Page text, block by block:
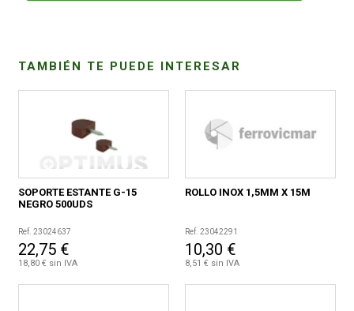
TAMBIÉN TE PUEDE INTERESAR
SOPORTE ESTANTE G-15
NEGRO 500UDS
Ref. 23024637
22,75 €
18,80 € sin IVA
ROLLO INOX 1,5MM X 15M
Ref. 23042291
10,30 €
8,51 € sin IVA